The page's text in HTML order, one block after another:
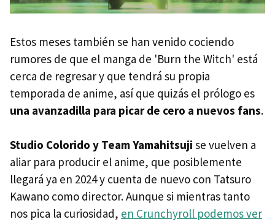
Estos meses también se han venido cociendo
rumores de que el manga de 'Burn the Witch' está
cerca de regresar y que tendrá su propia
temporada de anime, así que quizás el prólogo es
una avanzadilla para picar de cero a nuevos fans.
Studio Colorido y Team Yamahitsuji se vuelven a
aliar para producir el anime, que posiblemente
llegará ya en 2024 y cuenta de nuevo con Tatsuro
Kawano como director. Aunque si mientras tanto
nos pica la curiosidad, en Crunchyroll podemos ver